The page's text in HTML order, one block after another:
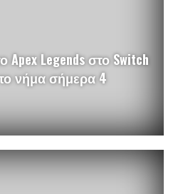
Apex Legends στο Switch
νήμα σήμερα 4